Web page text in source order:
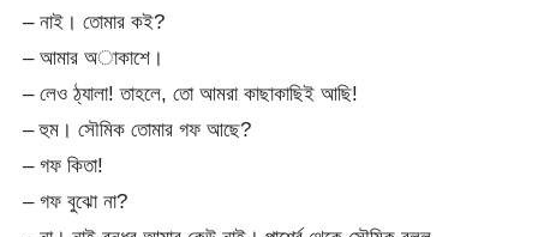
– নাই। তোমার কই?
– আমার অাকাশে।
– লেও ঠ্যালা! তাহলে, তো আমরা কাছাকাছিই আছি!
– হুম। সৌমিক তোমার গফ আছে?
– গফ কিতা!
– গফ বুঝো না?